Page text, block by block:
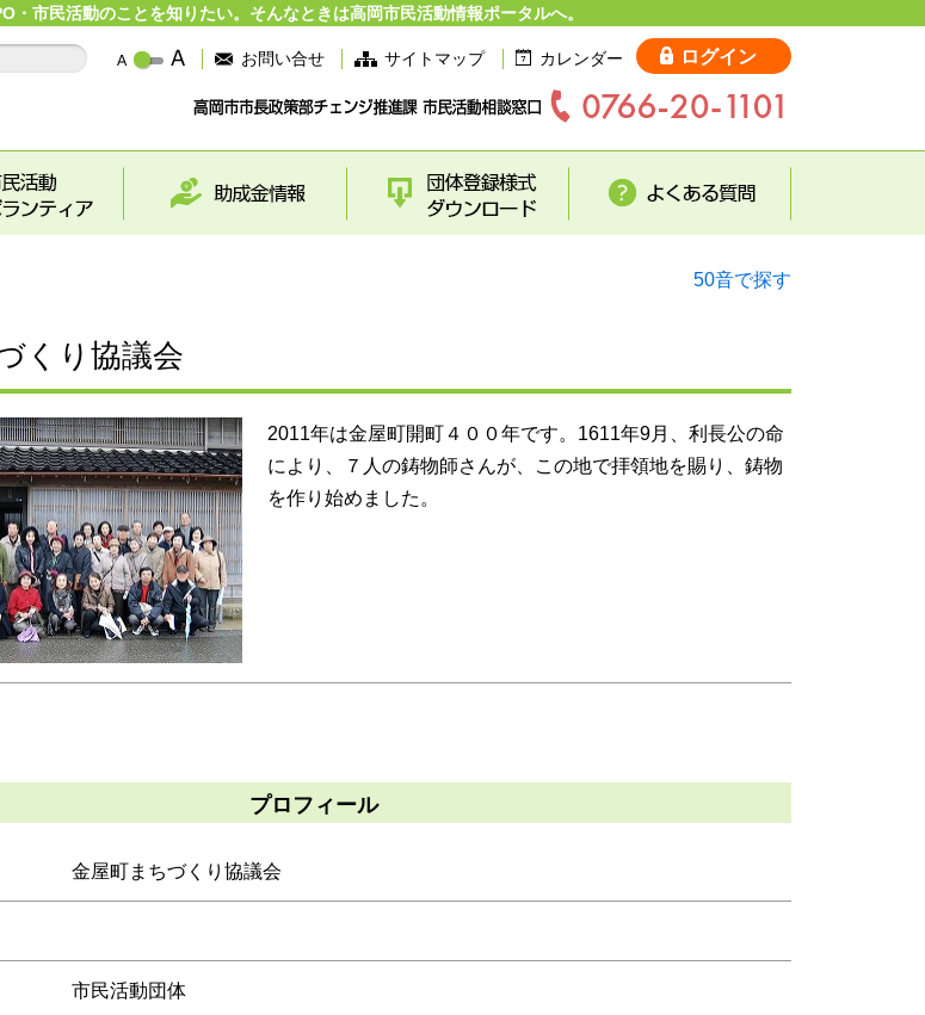
・市民活動のことを知りたい。そんなときは高岡市民活動情報ポータルへ。
お問い合せ サイトマップ カレンダー ログイン
50音で探す
くり協議会
2011年は金屋町開町４００年です。1611年9月、利長公の命
により、７人の鋳物師さんが、この地で拝領地を賜り、鋳物
を作り始めました。
プロフィール
金屋町まちづくり協議会
市民活動団体